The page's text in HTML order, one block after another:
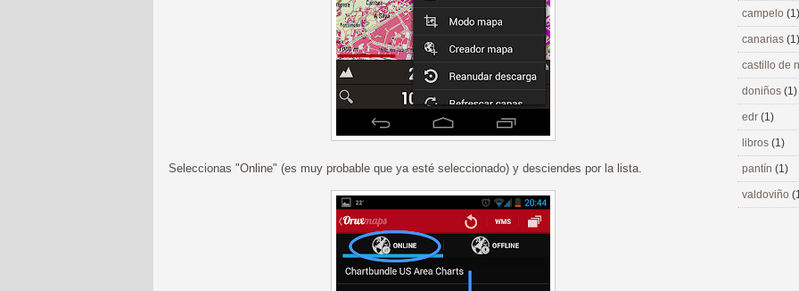
Seleccionas "Online" (es muy probable que ya esté seleccionado) y desciendes por la lista.
campelo (1)
canarias (1)
castillo de
doniños (1)
edr (1)
libros (1)
pantín (1)
valdoviño